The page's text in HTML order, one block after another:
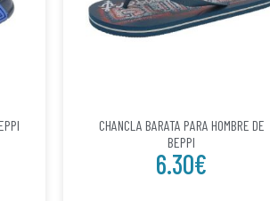
CHANCLA BARATA PARA HOMBRE DE
BEPPI
6.30€